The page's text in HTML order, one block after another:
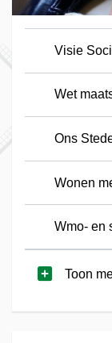
Visie
Wet
Ons
Wonen
Wmo- en
Toon